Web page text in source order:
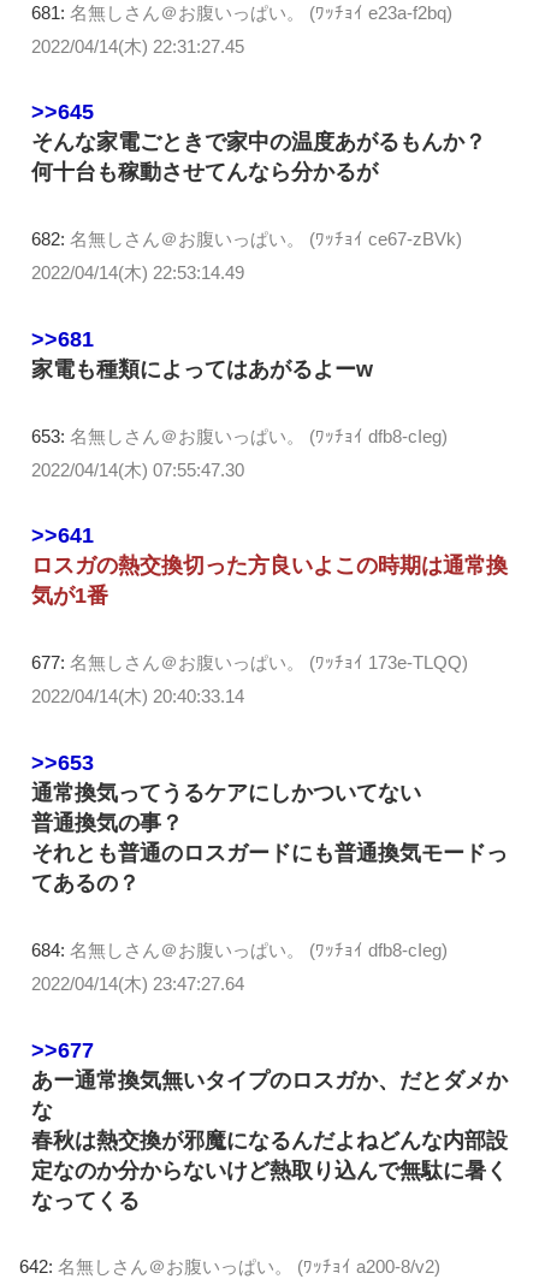
681: 名無しさん＠お腹いっぱい。 (ﾜｯﾁｮｲ e23a-f2bq)
2022/04/14(木) 22:31:27.45
>>645
そんな家電ごときで家中の温度あがるもんか？
何十台も稼動させてんなら分かるが
682: 名無しさん＠お腹いっぱい。 (ﾜｯﾁｮｲ ce67-zBVk)
2022/04/14(木) 22:53:14.49
>>681
家電も種類によってはあがるよーw
653: 名無しさん＠お腹いっぱい。 (ﾜｯﾁｮｲ dfb8-cIeg)
2022/04/14(木) 07:55:47.30
>>641
ロスガの熱交換切った方良いよこの時期は通常換
気が1番
677: 名無しさん＠お腹いっぱい。 (ﾜｯﾁｮｲ 173e-TLQQ)
2022/04/14(木) 20:40:33.14
>>653
通常換気ってうるケアにしかついてない
普通換気の事？
それとも普通のロスガードにも普通換気モードっ
てあるの？
684: 名無しさん＠お腹いっぱい。 (ﾜｯﾁｮｲ dfb8-cIeg)
2022/04/14(木) 23:47:27.64
>>677
あー通常換気無いタイプのロスガか、だとダメか
な
春秋は熱交換が邪魔になるんだよねどんな内部設
定なのか分からないけど熱取り込んで無駄に暑く
なってくる
642: 名無しさん＠お腹いっぱい。 (ﾜｯﾁｮｲ a200-8/v2)